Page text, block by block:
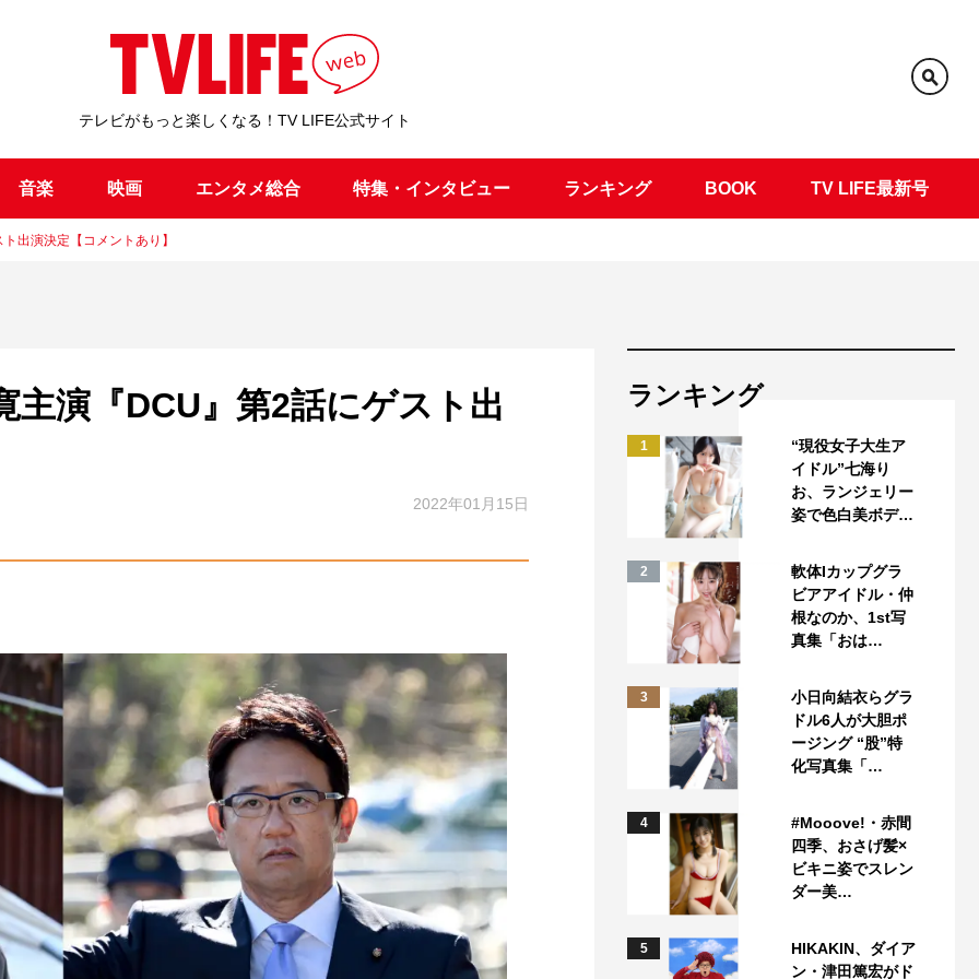
テレビがもっと楽しくなる！TV LIFE公式サイト
音楽 映画 エンタメ総合 特集・インタビュー ランキング BOOK TV LIFE最新号
出演決定【コメントあり】
主演『DCU』第2話にゲスト出
2022年01月15日
ランキング
1
“現役女子大生ア
イドル”七海り
お、ランジェリー
姿で色白美ボデ…
2
軟体Iカップグラ
ビアアイドル・仲
根なのか、1st写
真集「おは…
3
小日向結衣らグラ
ドル6人が大胆ポ
ージング “股”特
化写真集「…
4
#Mooove!・赤間
四季、おさげ髪×
ビキニ姿でスレン
ダー美…
5
HIKAKIN、ダイア
ン・津田篤宏がド